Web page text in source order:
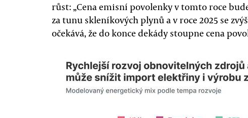
růst: „Cena emisní povolenky v tomto roce
za tunu skleníkových plynů a v roce 2025 se
očekává, že do konce dekády stoupne cena